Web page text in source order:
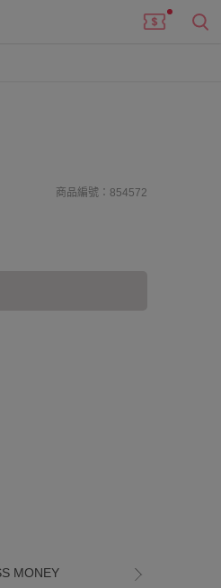
商品編號：854572
MONEY